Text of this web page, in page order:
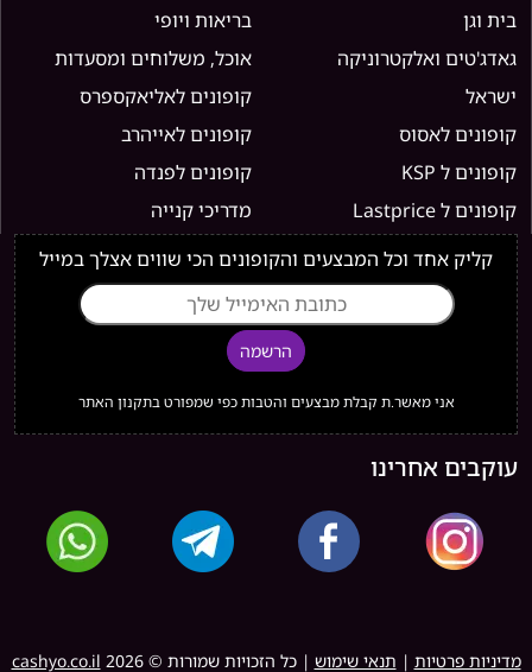
בית וגן
בריאות ויופי
גאדג'טים ואלקטרוניקה
אוכל, משלוחים ומסעדות
ישראל
קופונים לאליאקספרס
קופונים לאסוס
קופונים לאייהרב
קופונים ל KSP
קופונים לפנדה
קופונים ל Lastprice
מדריכי קנייה
קליק אחד וכל המבצעים והקופונים הכי שווים אצלך במייל
הרשמה
אני מאשר.ת קבלת מבצעים והטבות כפי שמפורט בתקנון האתר
עוקבים אחרינו
מדיניות פרטיות | תנאי שימוש | כל הזכויות שמורות © cashyo.co.il 2026